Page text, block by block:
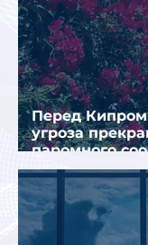
Перед Кипром
угроза
паромного
Грецией